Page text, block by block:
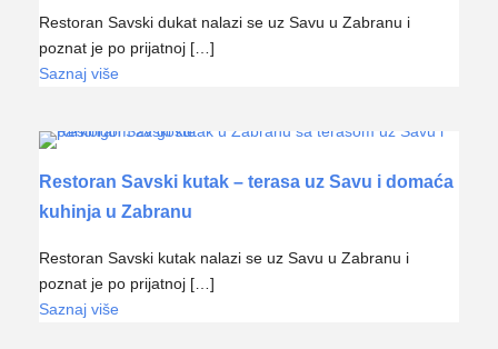
Restoran Savski dukat nalazi se uz Savu u Zabranu i
poznat je po prijatnoj […]
Saznaj više
Restoran Savski kutak – terasa uz Savu i domaća
kuhinja u Zabranu
Restoran Savski kutak nalazi se uz Savu u Zabranu i
poznat je po prijatnoj […]
Saznaj više